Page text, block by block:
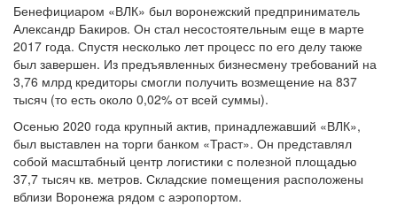
Бенефициаром «ВЛК» был воронежский предприниматель
Александр Бакиров. Он стал несостоятельным еще в марте
2017 года. Спустя несколько лет процесс по его делу также
был завершен. Из предъявленных бизнесмену требований на
3,76 млрд кредиторы смогли получить возмещение на 837
тысяч (то есть около 0,02% от всей суммы).
Осенью 2020 года крупный актив, принадлежавший «ВЛК»,
был выставлен на торги банком «Траст». Он представлял
собой масштабный центр логистики с полезной площадью
37,7 тысяч кв. метров. Складские помещения расположены
вблизи Воронежа рядом с аэропортом.